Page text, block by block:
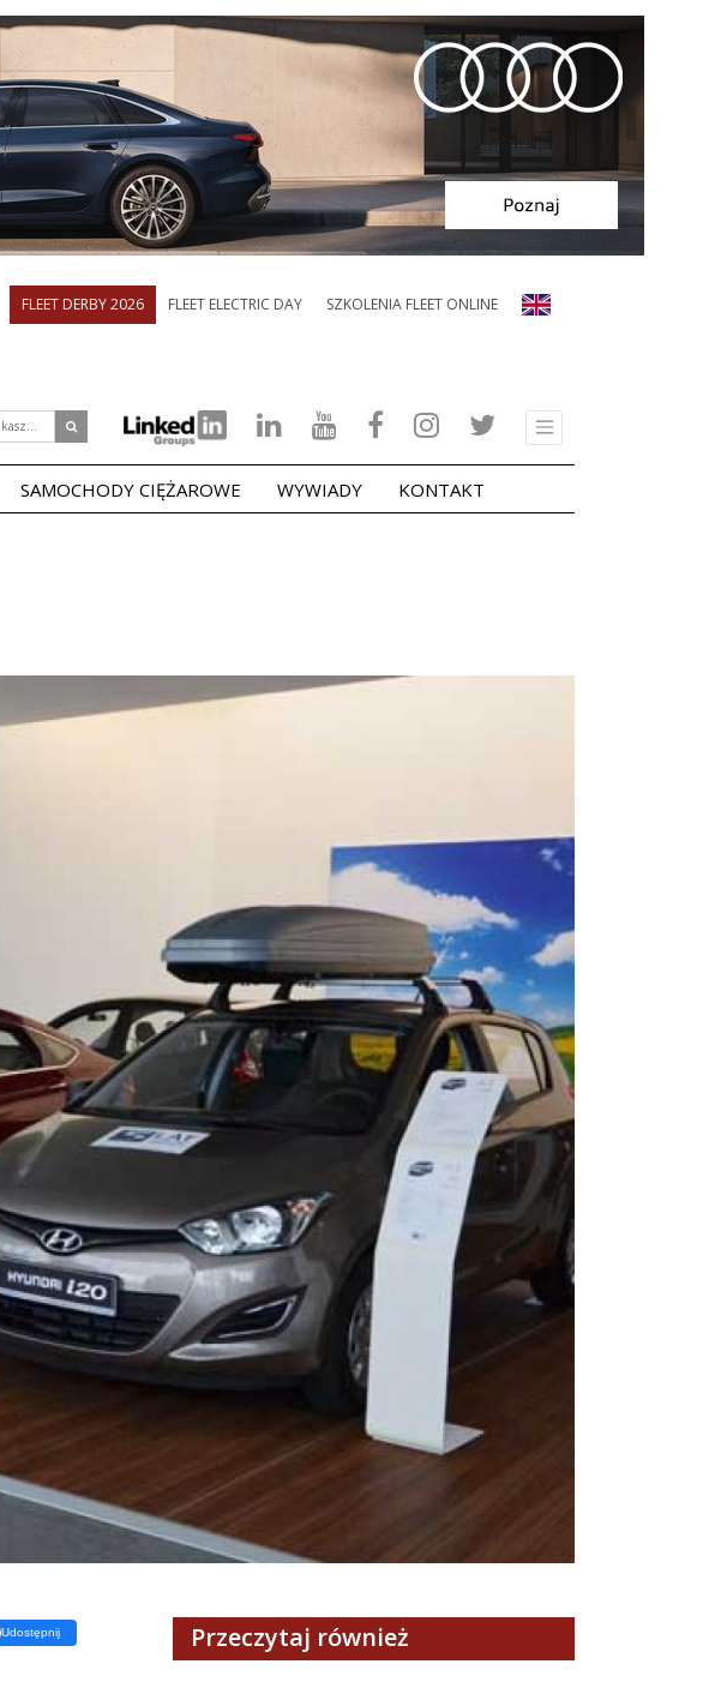
SZKOLENIA FLEET ONLINE
FLEET ELECTRIC DAY
FLEET DERBY 2026
SAMOCHODY CIĘŻAROWE WYWIADY KONTAKT
Udostępnij Przeczytaj również